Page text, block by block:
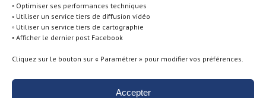
◦ Optimiser ses performances techniques
◦ Utiliser un service tiers de diffusion vidéo
◦ Utiliser un service tiers de cartographie
◦ Afficher le dernier post Facebook
Cliquez sur le bouton sur « Paramétrer » pour modifier vos préférences.
Accepter